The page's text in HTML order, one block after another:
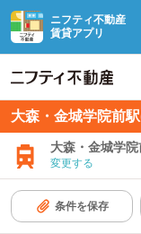
ニフティ不動産
賃貸アプリ
大森・金城学院前
大森・金城学院
変更する
条件を保存